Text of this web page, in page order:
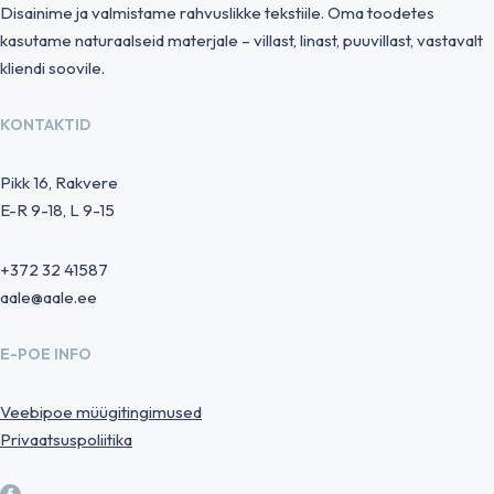
Disainime ja valmistame rahvuslikke tekstiile. Oma toodetes
kasutame naturaalseid materjale – villast, linast, puuvillast, vastavalt
kliendi soovile.
KONTAKTID
Pikk 16, Rakvere
E-R 9-18, L 9-15
+372 32 41587
aale@aale.ee
E-POE INFO
Veebipoe müügitingimused
Privaatsuspoliitika